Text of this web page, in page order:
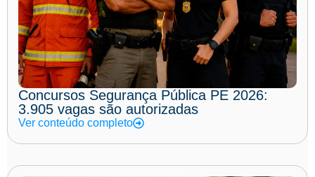
Concursos Segurança Pública PE 2026:
3.905 vagas são autorizadas
Ver conteúdo completo